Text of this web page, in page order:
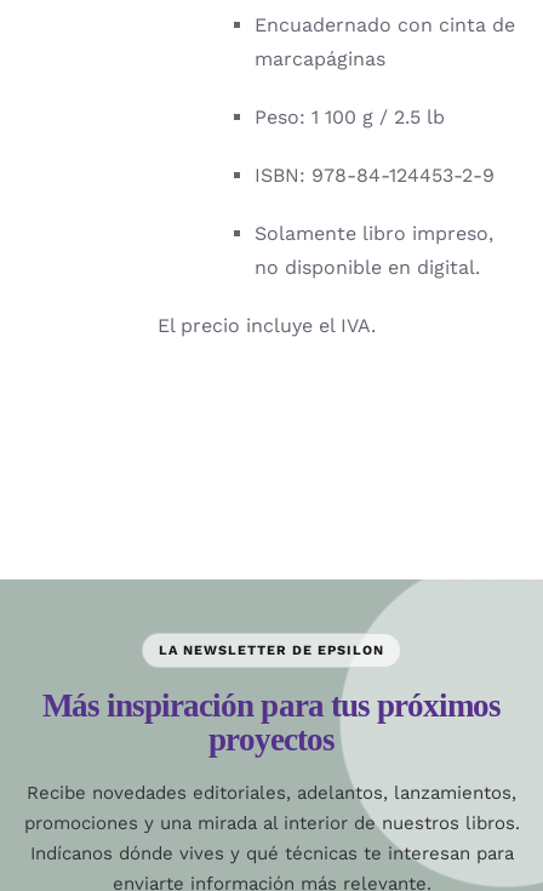
Encuadernado con cinta de
marcapáginas
Peso: 1 100 g / 2.5 lb
ISBN: 978-84-124453-2-9
Solamente libro impreso,
no disponible en digital.
El precio incluye el IVA.
LA NEWSLETTER DE EPSILON
Más inspiración para tus próximos
proyectos
Recibe novedades editoriales, adelantos, lanzamientos,
promociones y una mirada al interior de nuestros libros.
Indícanos dónde vives y qué técnicas te interesan para
enviarte información más relevante.